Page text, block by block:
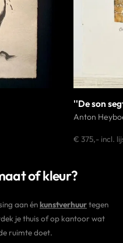
''De son
Anton
€ 375,- incl.
of kleur?
aan énkunstverhuurtegen
je thuis of op kantoor wat
ruimte doet.